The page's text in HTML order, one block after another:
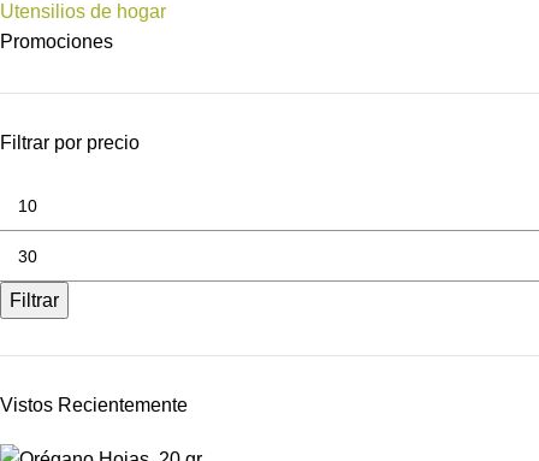
Utensilios de hogar
Promociones
Filtrar por precio
Filtrar
Vistos Recientemente